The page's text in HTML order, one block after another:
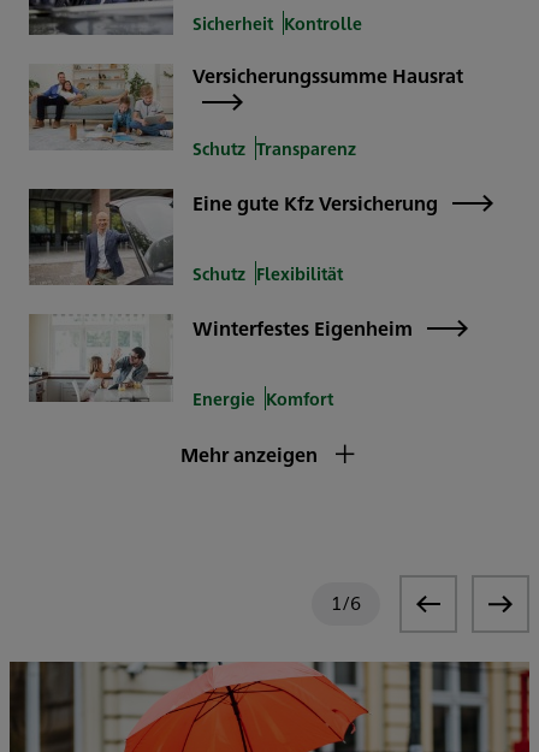
Sicherheit Kontrolle
Versicherungssumme Hausrat
Schutz Transparenz
Eine gute Kfz Versicherung
Schutz Flexibilität
Winterfestes Eigenheim
Energie Komfort
Mehr anzeigen
1/6